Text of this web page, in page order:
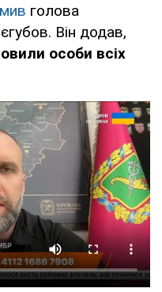
голова
Він додав,
особи всіх